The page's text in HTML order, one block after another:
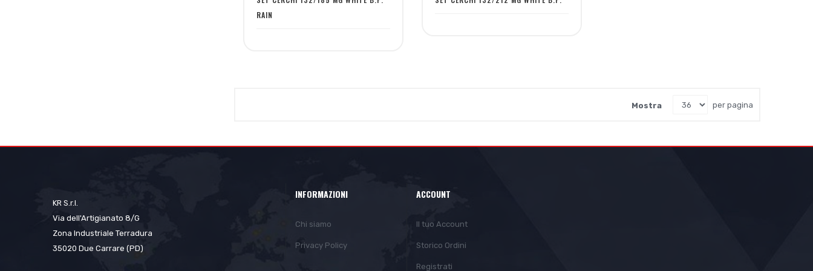
RAIN
Mostra per pagina
KR S.r.l.
Via dell'Artigianato 8/G
Zona Industriale Terradura
35020 Due Carrare (PD)
INFORMAZIONI
Chi siamo
Privacy Policy
ACCOUNT
Il tuo Account
Storico Ordini
Registrati